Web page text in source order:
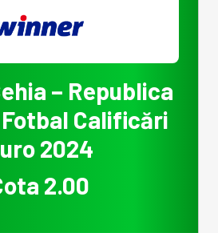
– Republica
Calificări
2024
2.00